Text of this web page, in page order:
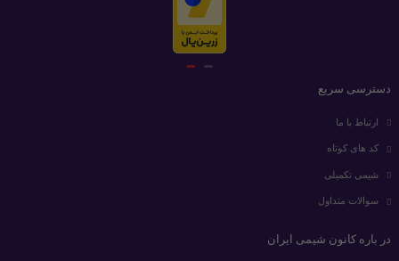
دسترسی سریع
ارتباط با ما
کد های کوتاه
شیمی تکمیلی
سوالات متداول
در باره کانون شیمی ایران